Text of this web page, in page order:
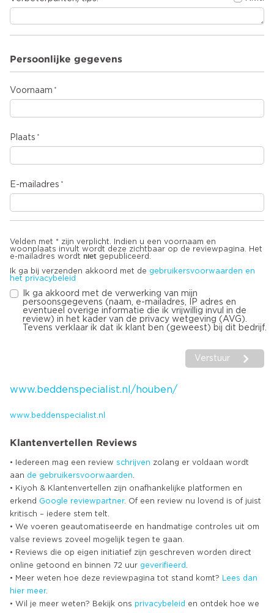
Persoonlijke gegevens
Voornaam
Plaats
E-mailadres
Velden met * zijn verplicht. Indien u een voornaam en
woonplaats invult wordt deze zichtbaar op de reviewpagina. Het
e-mailadres wordt niet gepubliceerd.
Ik ga bij verzenden akkoord met de gebruikersvoorwaarden en
het privacybeleid
Ik ga akkoord met de verwerking van mijn
persoonsgegevens (naam, e-mailadres, IP adres en
eventueel overige informatie die ik vrijwillig invul in de
review) in het kader van de privacy wetgeving (AVG).
Tevens verklaar ik dat ik klant ben (geweest) bij dit bedrijf.
Verstuur
www.beddenspecialist.nl/houben/
www.beddenspecialist.nl
Klantenvertellen Reviews
• Iedereen mag een review schrijven zolang er voldaan wordt
aan de gebruikersvoorwaarden
• Kiyoh & Klantenvertellen zijn onafhankelijke platformen en
erkend Google reviewpartner. Of een review nu lovend is of juist
kritisch – iedere stem telt.
• We voeren geautomatiseerde en handmatige controles uit om
valse reviews zoveel mogelijk tegen te gaan.
• Reviews die op eigen initiatief zijn geschreven worden direct
online getoond en binnen 72 uur geverifieerd
• Meer weten hoe deze reviewpagina tot stand komt?
Lees dan
hier meer.
• Wil je meer weten? Bekijk ons privacybeleid en ontdek hoe we